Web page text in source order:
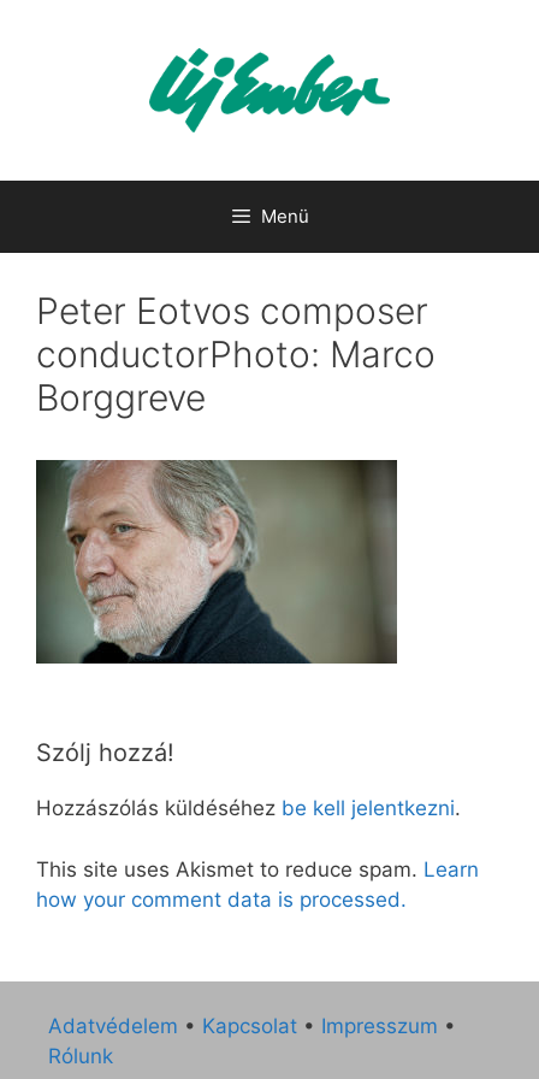
Menü
Peter Eotvos composer
conductorPhoto: Marco
Borggreve
Szólj hozzá!
Hozzászólás küldéséhez be kell jelentkezni.
This site uses Akismet to reduce spam. Learn
how your comment data is processed.
Adatvédelem • Kapcsolat • Impresszum •
Rólunk